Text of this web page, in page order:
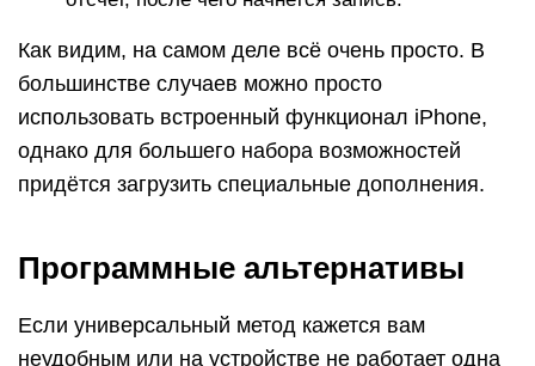
из кнопок, сделать скриншот можно иными
способами: с помощью средства операционной
системы — AssistiveTouch, или сторонних
приложений.
Как сделать скриншот с помощью
AssistiveTouch
AssistiveTouch — это стандартная функция iOS,
предназначенная для управления устройством
при помощи жестов. По умолчанию она
неактивна.